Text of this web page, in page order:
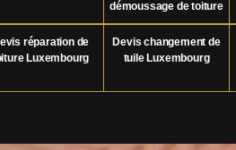
démoussage de toiture
réparation de
Luxembourg
Devis changement de
tuile Luxembourg